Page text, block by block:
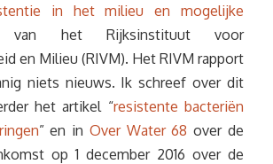
in het milieu en mogelijke
van het Rijksinstituut voor
en Milieu (RIVM). Het RIVM rapport
niets nieuws. Ik schreef over dit
het artikel “resistente bacteriën
” en in Over Water 68 over de
op 1 december 2016 over de